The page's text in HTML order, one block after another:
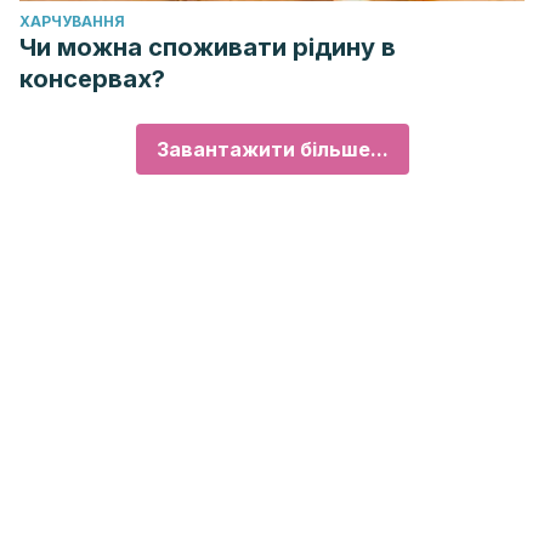
ХАРЧУВАННЯ
Чи можна споживати рідину в
консервах?
Завантажити більше...